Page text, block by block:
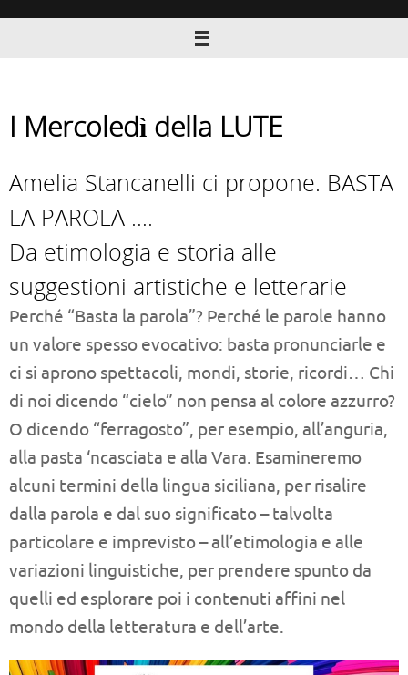
I Mercoledì della LUTE
Amelia Stancanelli ci propone. BASTA
LA PAROLA ….
Da etimologia e storia alle
suggestioni artistiche e letterarie
Perché “Basta la parola”? Perché le parole hanno
un valore spesso evocativo: basta pronunciarle e
ci si aprono spettacoli, mondi, storie, ricordi… Chi
di noi dicendo “cielo” non pensa al colore azzurro?
O dicendo “ferragosto”, per esempio, all’anguria,
alla pasta ‘ncasciata e alla Vara. Esamineremo
alcuni termini della lingua siciliana, per risalire
dalla parola e dal suo significato – talvolta
particolare e imprevisto – all’etimologia e alle
variazioni linguistiche, per prendere spunto da
quelli ed esplorare poi i contenuti affini nel
mondo della letteratura e dell’arte.